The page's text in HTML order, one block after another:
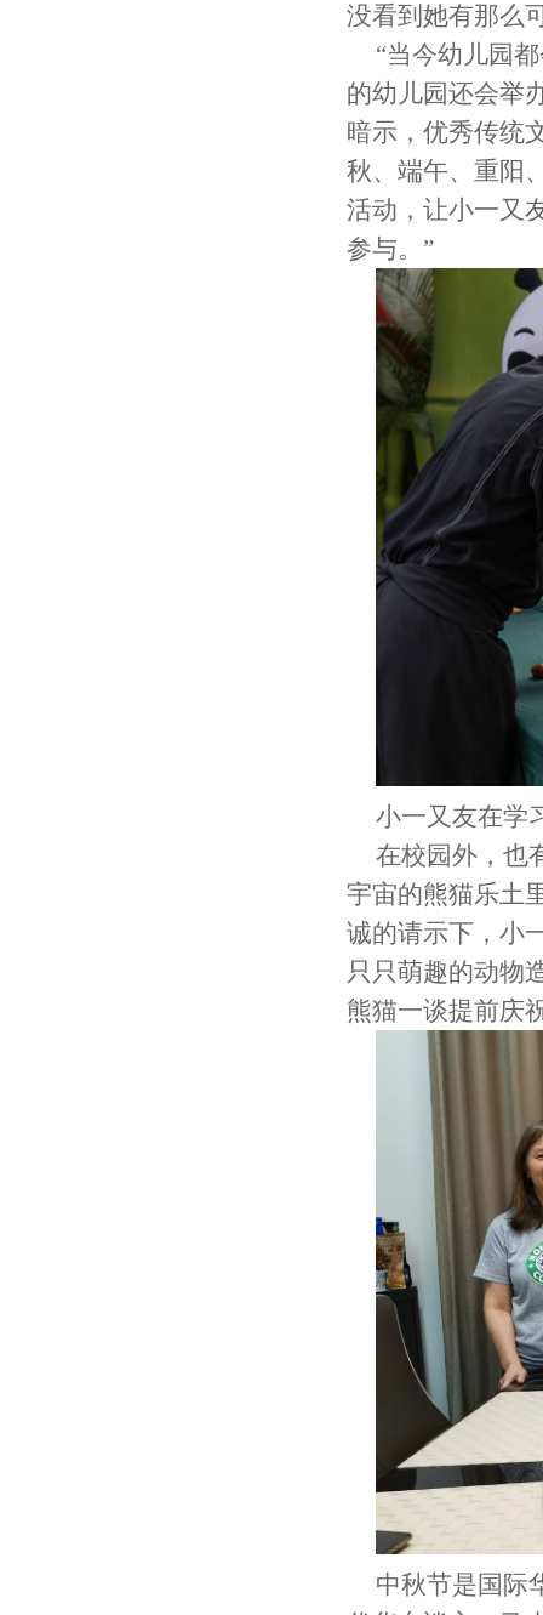
没看到她有那么
“当今幼儿园
的幼儿园还会举
暗示，优秀传统
秋、端午、重阳
活动，让小一又
参与。”
小一又友在学
在校园外，也
宇宙的熊猫乐土
诚的请示下，小
只只萌趣的动物
熊猫一谈提前庆
中秋节是国际